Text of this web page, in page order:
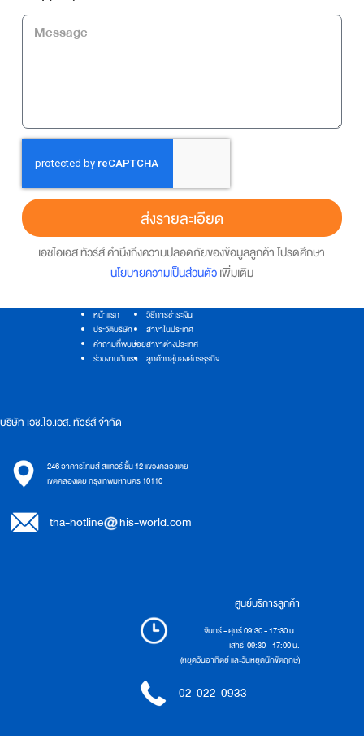
ส่งรายละเอียด
เอชไอเอส ทัวร์ส์ คำนึงถึงความปลอดภัยของข้อมูลลูกค้า โปรดศึกษา
นโยบายความเป็นส่วนตัวเพิ่มเติม
หน้าแรก
ประวัติบริษัท
คำถามที่พบบ่อย
ร่วมงานกับเรา
วิธีการชำระเงิน
สาขาในประเทศ
สาขาต่างประเทศ
ลูกค้ากลุ่มองค์กรธุรกิจ
บริษัท เอช.ไอ.เอส. ทัวร์ส์ จำกัด
246 อาคารไทมส์ สแควร์ ชั้น 12 แขวงคลองเตย
เขตคลองเตย กรุงเทพมหานคร 10110
tha-hotline his-world.com
ศูนย์บริการลูกค้า
จันทร์ - ศุกร์ 09:30 - 17:30 น.
เสาร์ 09:30 - 17:00 น.
(หยุดวันอาทิตย์ และวันหยุดนักขัตฤกษ์)
02-022-0933